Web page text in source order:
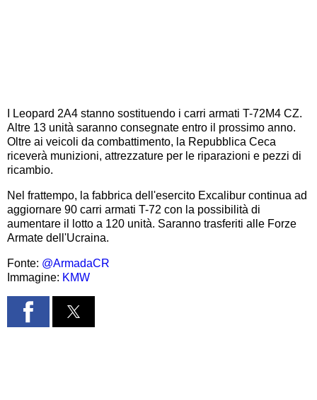
I Leopard 2A4 stanno sostituendo i carri armati T-72M4 CZ.
Altre 13 unità saranno consegnate entro il prossimo anno.
Oltre ai veicoli da combattimento, la Repubblica Ceca
riceverà munizioni, attrezzature per le riparazioni e pezzi di
ricambio.
Nel frattempo, la fabbrica dell'esercito Excalibur continua ad
aggiornare 90 carri armati T-72 con la possibilità di
aumentare il lotto a 120 unità. Saranno trasferiti alle Forze
Armate dell'Ucraina.
Fonte: @ArmadaCR
Immagine: KMW